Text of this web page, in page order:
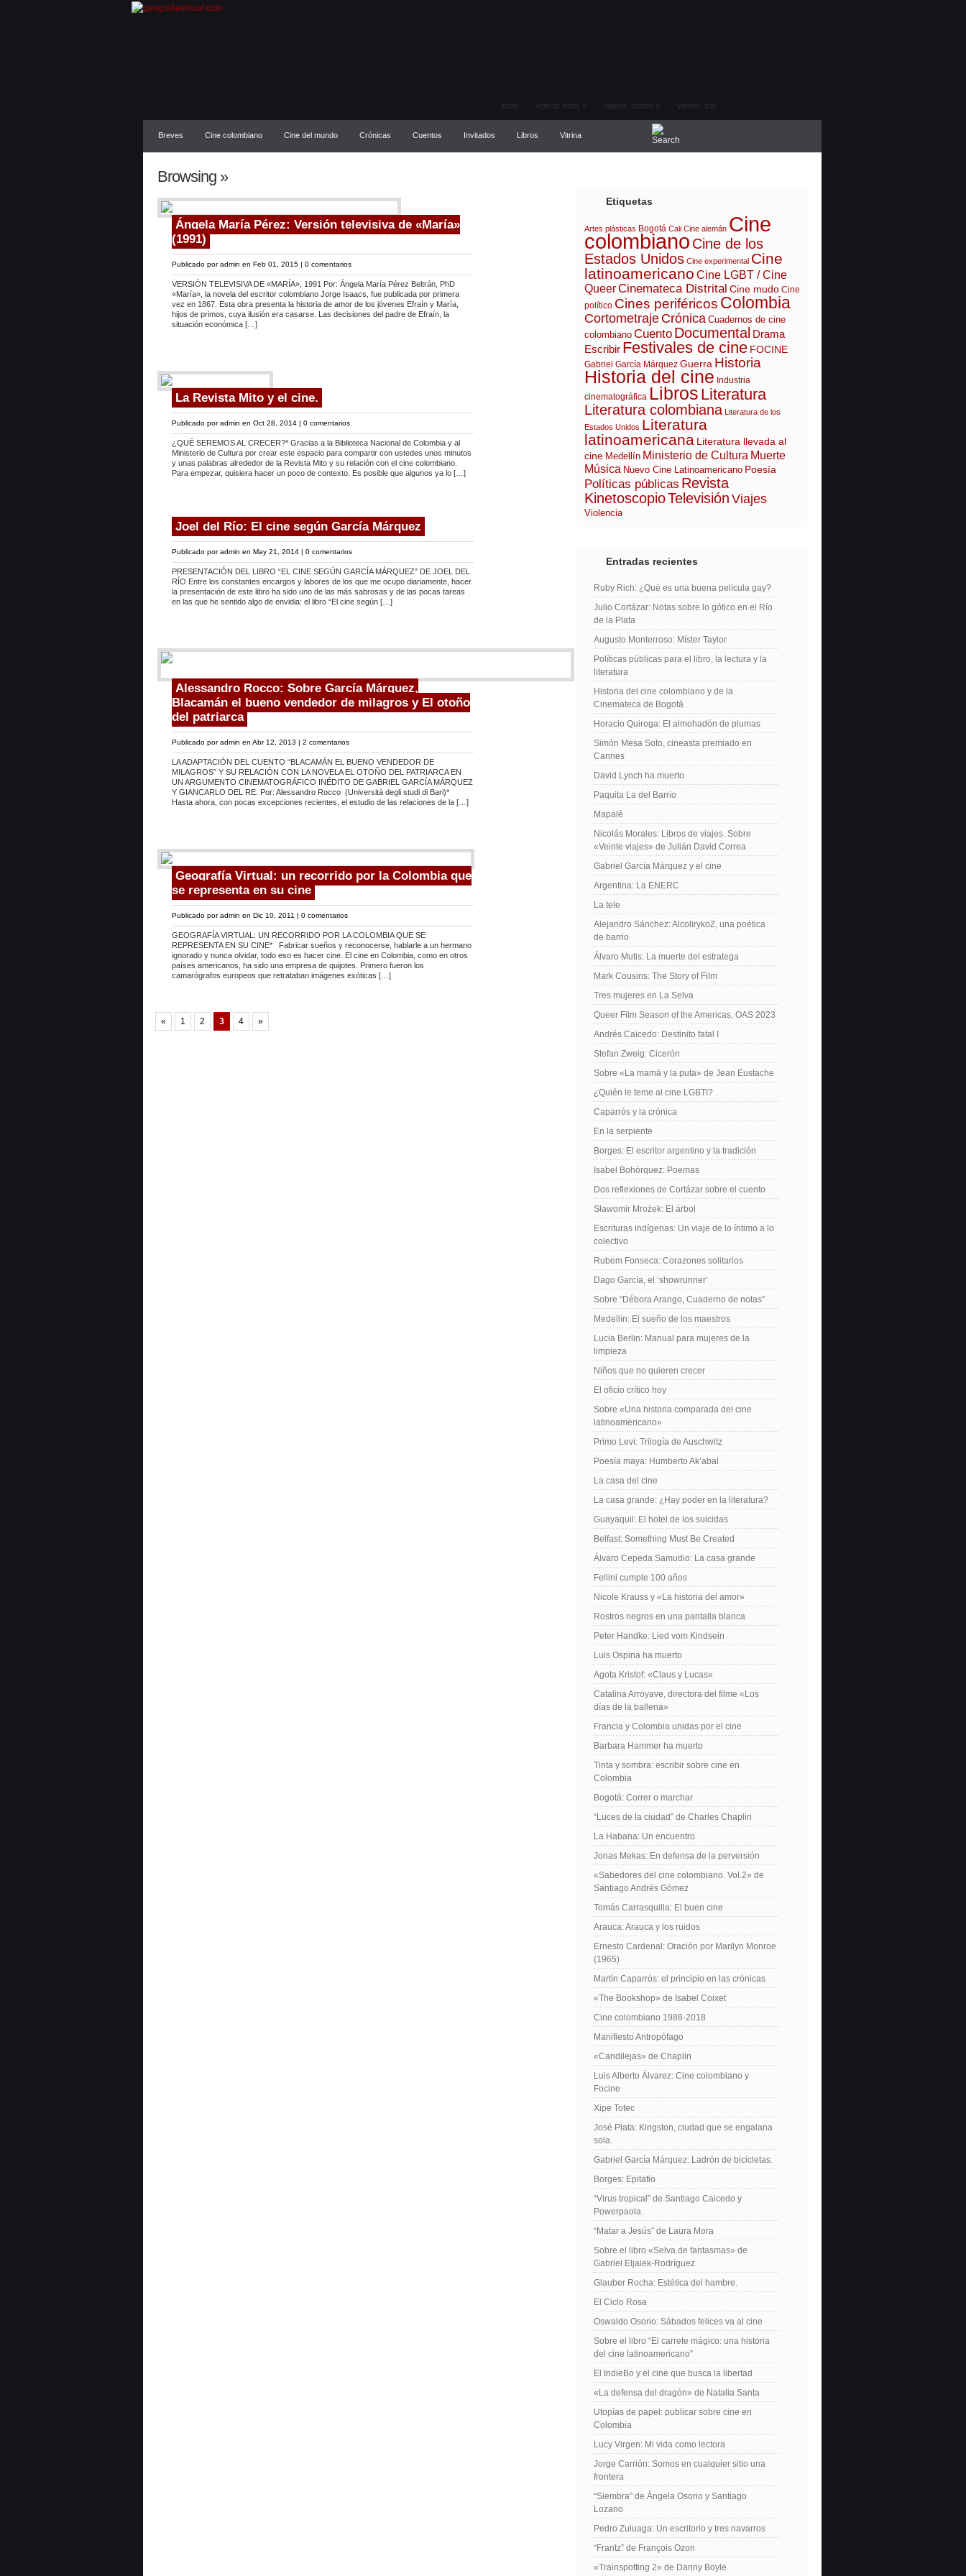
inicio videos: ecnv » videos: cortos » videos: sar
Breves Cine colombiano Cine del mundo Crónicas Cuentos Invitados Libros Vitrina
Browsing »
Ángela María Pérez: Versión televisiva de «María»
(1991)
Publicado poradmin en Feb 01, 2015 | 0 comentarios
VERSIÓN TELEVISIVA DE «MARÍA», 1991 Por: Ángela María Pérez Beltrán, PhD
«María», la novela del escritor colombiano Jorge Isaacs, fue publicada por primera
vez en 1867. Esta obra presenta la historia de amor de los jóvenes Efraín y María,
hijos de primos, cuya ilusión era casarse. Las decisiones del padre de Efraín, la
situación económica […]
La Revista Mito y el cine.
Publicado poradmin en Oct 28, 2014 | 0 comentarios
¿QUÉ SEREMOS AL CRECER?* Gracias a la Biblioteca Nacional de Colombia y al
Ministerio de Cultura por crear este espacio para compartir con ustedes unos minutos
y unas palabras alrededor de la Revista Mito y su relación con el cine colombiano.
Para empezar, quisiera hacer un poco de contexto. Es posible que algunos ya lo […]
Joel del Río: El cine según García Márquez
Publicado poradmin en May 21, 2014 | 0 comentarios
PRESENTACIÓN DEL LIBRO “EL CINE SEGÚN GARCÍA MÁRQUEZ” DE JOEL DEL
RÍO Entre los constantes encargos y labores de los que me ocupo diariamente, hacer
la presentación de este libro ha sido uno de las más sabrosas y de las pocas tareas
en las que he sentido algo de envidia: el libro “El cine según […]
Alessandro Rocco: Sobre García Márquez,
Blacamán el bueno vendedor de milagros y El otoño
del patriarca
Publicado poradmin en Abr 12, 2013 | 2 comentarios
LA ADAPTACIÓN DEL CUENTO “BLACAMÁN EL BUENO VENDEDOR DE
MILAGROS” Y SU RELACIÓN CON LA NOVELA EL OTOÑO DEL PATRIARCA EN
UN ARGUMENTO CINEMATOGRÁFICO INÉDITO DE GABRIEL GARCÍA MÁRQUEZ
Y GIANCARLO DEL RE. Por: Alessandro Rocco (Università degli studi di Bari)*
Hasta ahora, con pocas excepciones recientes, el estudio de las relaciones de la […]
Geografía Virtual: un recorrido por la Colombia que
se representa en su cine
Publicado poradmin en Dic 10, 2011 | 0 comentarios
GEOGRAFÍA VIRTUAL: UN RECORRIDO POR LA COLOMBIA QUE SE
REPRESENTA EN SU CINE* Fabricar sueños y reconocerse, hablarle a un hermano
ignorado y nunca olvidar, todo eso es hacer cine. El cine en Colombia, como en otros
países americanos, ha sido una empresa de quijotes. Primero fueron los
camarógrafos europeos que retrataban imágenes exóticas […]
« 1 2 3 4 »
Etiquetas
Artes plásticas Bogotá Cali Cine alemán Cine
colombiano Cine de los
Estados Unidos Cine experimental Cine
latinoamericano Cine LGBT / Cine
QueerCinemateca Distrital Cine mudo Cine
político Cines periféricos Colombia
Cortometraje Crónica Cuadernos de cine
colombiano Cuento Documental Drama
Escribir Festivales de cine FOCINE
Gabriel García Márquez Guerra Historia
Historia del cine Industria
cinematográfica Libros Literatura
Literatura colombiana Literatura de los
Estados Unidos Literatura
latinoamericana Literatura llevada al
cine Medellín Ministerio de Cultura Muerte
Música Nuevo Cine Latinoamericano Poesía
Políticas públicas Revista
KinetoscopioTelevisiónViajes
Violencia
Entradas recientes
Ruby Rich: ¿Qué es una buena película gay?
Julio Cortázar: Notas sobre lo gótico en el Río
de la Plata
Augusto Monterroso: Míster Taylor
Políticas públicas para el libro, la lectura y la
literatura
Historia del cine colombiano y de la
Cinemateca de Bogotá
Horacio Quiroga: El almohadón de plumas
Simón Mesa Soto, cineasta premiado en
Cannes
David Lynch ha muerto
Paquita La del Barrio
Mapalé
Nicolás Morales: Libros de viajes. Sobre
«Veinte viajes» de Julián David Correa
Gabriel García Márquez y el cine
Argentina: La ENERC
La tele
Alejandro Sánchez: AlcolirykoZ, una poética
de barrio
Álvaro Mutis: La muerte del estratega
Mark Cousins: The Story of Film
Tres mujeres en La Selva
Queer Film Season of the Americas, OAS 2023
Andrés Caicedo: Destinito fatal I
Stefan Zweig: Cicerón
Sobre «La mamá y la puta» de Jean Eustache
¿Quién le teme al cine LGBTI?
Caparrós y la crónica
En la serpiente
Borges: El escritor argentino y la tradición
Isabel Bohórquez: Poemas
Dos reflexiones de Cortázar sobre el cuento
Sławomir Mrożek: El árbol
Escrituras indígenas: Un viaje de lo íntimo a lo
colectivo
Rubem Fonseca: Corazones solitarios
Dago García, el ‘showrunner’
Sobre “Débora Arango, Cuaderno de notas”
Medellín: El sueño de los maestros
Lucia Berlin: Manual para mujeres de la
limpieza
Niños que no quieren crecer
El oficio crítico hoy
Sobre «Una historia comparada del cine
latinoamericano»
Primo Levi: Trilogía de Auschwitz
Poesía maya: Humberto Ak’abal
La casa del cine
La casa grande: ¿Hay poder en la literatura?
Guayaquil: El hotel de los suicidas
Belfast: Something Must Be Created
Álvaro Cepeda Samudio: La casa grande
Fellini cumple 100 años
Nicole Krauss y «La historia del amor»
Rostros negros en una pantalla blanca
Peter Handke: Lied vom Kindsein
Luis Ospina ha muerto
Agota Kristof: «Claus y Lucas»
Catalina Arroyave, directora del filme «Los
días de la ballena»
Francia y Colombia unidas por el cine
Barbara Hammer ha muerto
Tinta y sombra: escribir sobre cine en
Colombia
Bogotá: Correr o marchar
“Luces de la ciudad” de Charles Chaplin
La Habana: Un encuentro
Jonas Mekas: En defensa de la perversión
«Sabedores del cine colombiano. Vol.2» de
Santiago Andrés Gómez
Tomás Carrasquilla: El buen cine
Arauca: Arauca y los ruidos
Ernesto Cardenal: Oración por Marilyn Monroe
(1965)
Martín Caparrós: el principio en las crónicas
«The Bookshop» de Isabel Coixet
Cine colombiano 1988-2018
Manifiesto Antropófago
«Candilejas» de Chaplin
Luis Alberto Álvarez: Cine colombiano y
Focine
Xipe Totec
José Plata: Kingston, ciudad que se engalana
sola.
Gabriel García Márquez: Ladrón de bicicletas.
Borges: Epitafio
“Virus tropical” de Santiago Caicedo y
Powerpaola.
“Matar a Jesús” de Laura Mora
Sobre el libro «Selva de fantasmas» de
Gabriel Eljaiek-Rodríguez
Glauber Rocha: Estética del hambre.
El Ciclo Rosa
Oswaldo Osorio: Sábados felices va al cine
Sobre el libro “El carrete mágico: una historia
del cine latinoamericano”
El IndieBo y el cine que busca la libertad
«La defensa del dragón» de Natalia Santa
Utopías de papel: publicar sobre cine en
Colombia
Lucy Virgen: Mi vida como lectora
Jorge Carrión: Somos en cualquier sitio una
frontera
“Siembra” de Ángela Osorio y Santiago
Lozano
Pedro Zuluaga: Un escritorio y tres navarros
“Frantz” de François Ozon
«Trainspotting 2» de Danny Boyle